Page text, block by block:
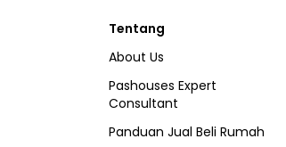
Tentang
About Us
Pashouses Expert
Consultant
Panduan Jual Beli Rumah